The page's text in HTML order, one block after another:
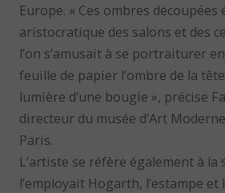
Europe. « Ces ombres
aristocratique des salons et des
l’on s’amusait à se portraiturer
feuille de papier l’ombre de la
lumière d’une bougie », précise
directeur du musée d’Art
Paris.
L’artiste se réfère également à la
l’employait Hogarth, l’estampe et